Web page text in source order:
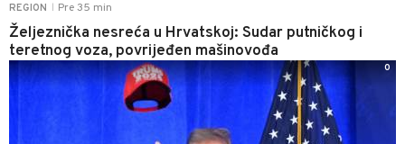
REGION Pre 35 min
Željeznička nesreća u Hrvatskoj: Sudar putničkog i
teretnog voza, povrijeđen mašinovođa
0